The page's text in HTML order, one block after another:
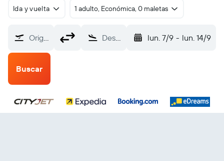
Ida y vuelta 1 adulto, Económica, 0 maletas
Origen Destino lun. 7/9 - lun. 14/9
Buscar